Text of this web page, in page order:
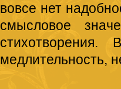
вовсе нет
смысловое
стихотворения.
медлительность,